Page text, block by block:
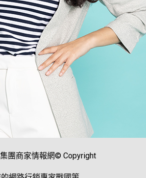
團商家情報網© Copyright